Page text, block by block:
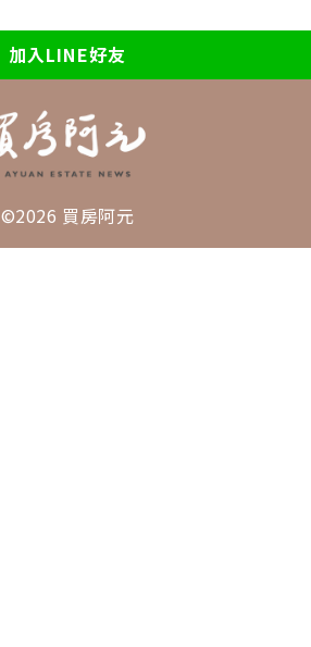
加入LINE好友
©2026 買房阿元